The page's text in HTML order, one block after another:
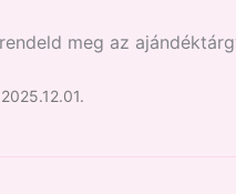
meg az
2025.12.01.